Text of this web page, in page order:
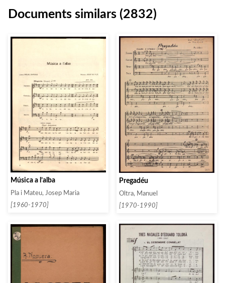
Documents similars (2832)
Música a l’alba
Pla i Mateu, Josep Maria
[1960-1970]
Pregadéu
Oltra, Manuel
[1970-1990]